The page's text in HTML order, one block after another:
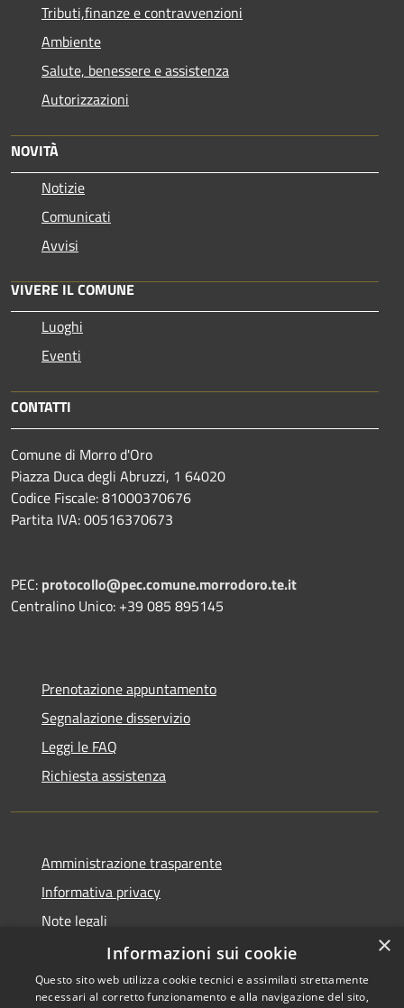
Tributi,finanze e contravvenzioni
Ambiente
Salute, benessere e assistenza
Autorizzazioni
NOVITÀ
Notizie
Comunicati
Avvisi
VIVERE IL COMUNE
Luoghi
Eventi
CONTATTI
Comune di Morro d'Oro
Piazza Duca degli Abruzzi, 1 64020
Codice Fiscale: 81000370676
Partita IVA: 00516370673
PEC: protocollo@pec.comune.morrodoro.te.it
Centralino Unico: +39 085 895145
Prenotazione appuntamento
Segnalazione disservizio
Leggi le FAQ
Richiesta assistenza
Amministrazione trasparente
Informativa privacy
Note legali
Dichiarazione di accessibilità
×
Informazioni sui cookie
Questo sito web utilizza cookie tecnici e assimilati strettamente
necessari al corretto funzionamento e alla navigazione del sito,